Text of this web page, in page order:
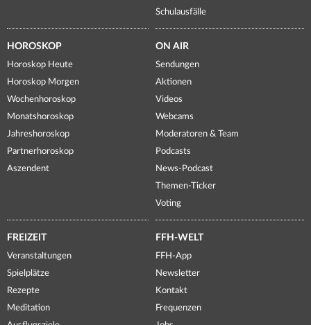
Schulausfälle
HOROSKOP
Horoskop Heute
Horoskop Morgen
Wochenhoroskop
Monatshoroskop
Jahreshoroskop
Partnerhoroskop
Aszendent
ON AIR
Sendungen
Aktionen
Videos
Webcams
Moderatoren & Team
Podcasts
News-Podcast
Themen-Ticker
Voting
FREIZEIT
Veranstaltungen
Spielplätze
Rezepte
Meditation
FFH-WELT
FFH-App
Newsletter
Kontakt
Frequenzen